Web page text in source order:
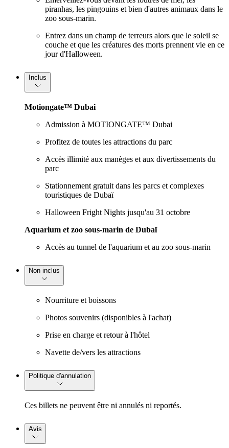
piranhas, les pingouins et bien d'autres animaux dans le
zoo sous-marin.
Entrez dans un champ de terreurs alors que le soleil se
couche et que les créatures des morts prennent vie en ce
jour d'Halloween.
Inclus
Motiongate™ Dubai
Admission à MOTIONGATE™ Dubai
Profitez de toutes les attractions du parc
Accès illimité aux manèges et aux divertissements du
parc
Stationnement gratuit dans les parcs et complexes
touristiques de Dubaï
Halloween Fright Nights jusqu'au 31 octobre
Aquarium et zoo sous-marin de Dubaï
Accès au tunnel de l'aquarium et au zoo sous-marin
Non inclus
Nourriture et boissons
Photos souvenirs (disponibles à l'achat)
Prise en charge et retour à l'hôtel
Navette de/vers les attractions
Politique d'annulation
Ces billets ne peuvent être ni annulés ni reportés.
Avis